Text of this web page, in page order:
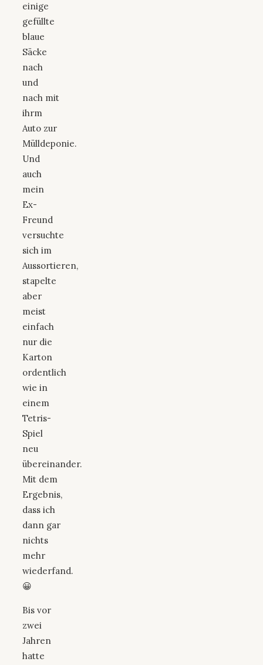
einige
gefüllte
blaue
Säcke
nach
und
nach mit
ihrm
Auto zur
Mülldeponie.
Und
auch
mein
Ex-
Freund
versuchte
sich im
Aussortieren,
stapelte
aber
meist
einfach
nur die
Karton
ordentlich
wie in
einem
Tetris-
Spiel
neu
übereinander.
Mit dem
Ergebnis,
dass ich
dann gar
nichts
mehr
wiederfand.
😀
Bis vor
zwei
Jahren
hatte